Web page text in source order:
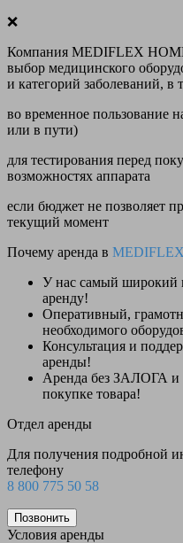
❌
Компания MEDIFLEX
выбор медицинского
и категорий заболеваний, в
во временное пользование
или в пути)
для тестирования перед
возможностях аппарата
если бюджет не позволяет
текущий момент
Почему аренда в MEDIFLEX
У нас самый широкий
аренду!
Оперативный,
необходимого
Консультация и
аренды!
Аренда без ЗАЛОГА и
покупке товара!
Отдел аренды
Для получения подробной
телефону
8 800 775 50 58
Позвонить
Условия аренды